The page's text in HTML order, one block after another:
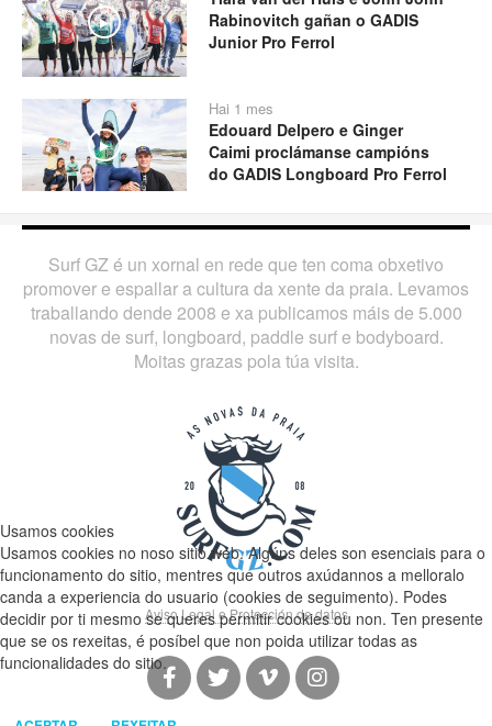
Play
Rabinovitch gañan o GADIS
Junior Pro Ferrol
Play
Hai 1 mes
Edouard Delpero e Ginger
Caimi proclámanse campións
do GADIS Longboard Pro Ferrol
Surf GZ é un xornal en rede que ten coma obxetivo
promover e espallar a cultura da xente da praia. Levamos
traballando dende 2008 e xa publicamos máis de 5.000
novas de surf, longboard, paddle surf e bodyboard.
Moitas grazas pola túa visita.
Aviso Legal e Protección de datos
Usamos cookies
Usamos cookies no noso sitio web. Algúns deles son esenciais para o
funcionamento do sitio, mentres que outros axúdannos a melloralo
canda a experiencia do usuario (cookies de seguimento). Podes
decidir por ti mesmo se queres permitir cookies ou non. Ten presente
que se os rexeitas, é posíbel que non poida utilizar todas as
funcionalidades do sitio.